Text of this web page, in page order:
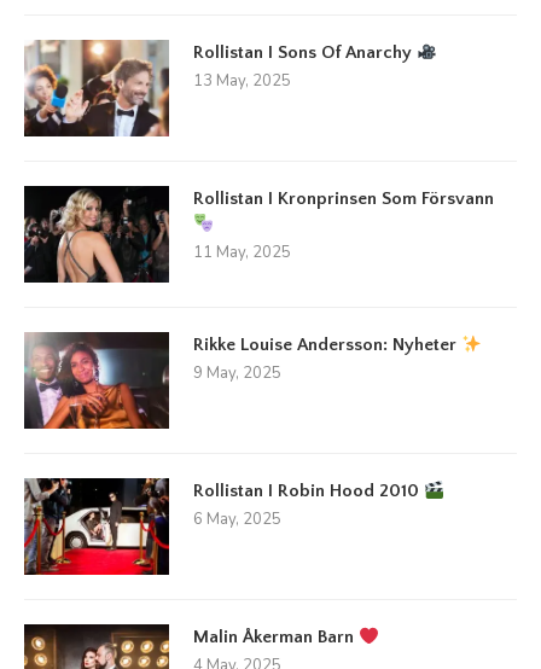
Rollistan I Sons Of Anarchy
13 May, 2025
Rollistan I Kronprinsen Som Försvann
11 May, 2025
Rikke Louise Andersson: Nyheter
9 May, 2025
Rollistan I Robin Hood 2010
6 May, 2025
Malin Åkerman Barn